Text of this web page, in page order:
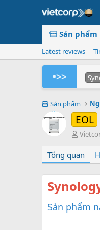
Sản phẩm
Latest reviews
•>>
Sản phẩm
EOL
A
t
h
r
Tổng quan
Sản phẩm